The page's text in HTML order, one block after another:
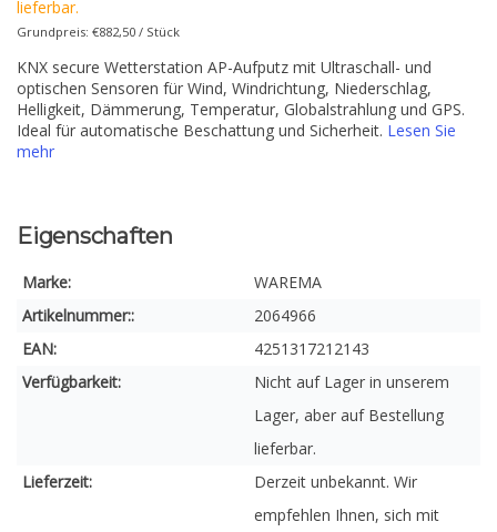
lieferbar.
Grundpreis: €882,50 / Stück
KNX secure Wetterstation AP-Aufputz mit Ultraschall- und
optischen Sensoren für Wind, Windrichtung, Niederschlag,
Helligkeit, Dämmerung, Temperatur, Globalstrahlung und GPS.
Ideal für automatische Beschattung und Sicherheit. Lesen Sie
mehr
Eigenschaften
Marke:
WAREMA
Artikelnummer::
2064966
EAN:
4251317212143
Verfügbarkeit:
Nicht auf Lager in unserem
Lager, aber auf Bestellung
lieferbar.
Lieferzeit:
Derzeit unbekannt. Wir
empfehlen Ihnen, sich mit